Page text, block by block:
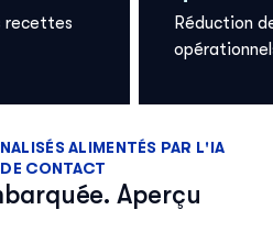
ALIMENTÉS PAR L'IA
CONTACT
Aperçu
recettes
Réduction